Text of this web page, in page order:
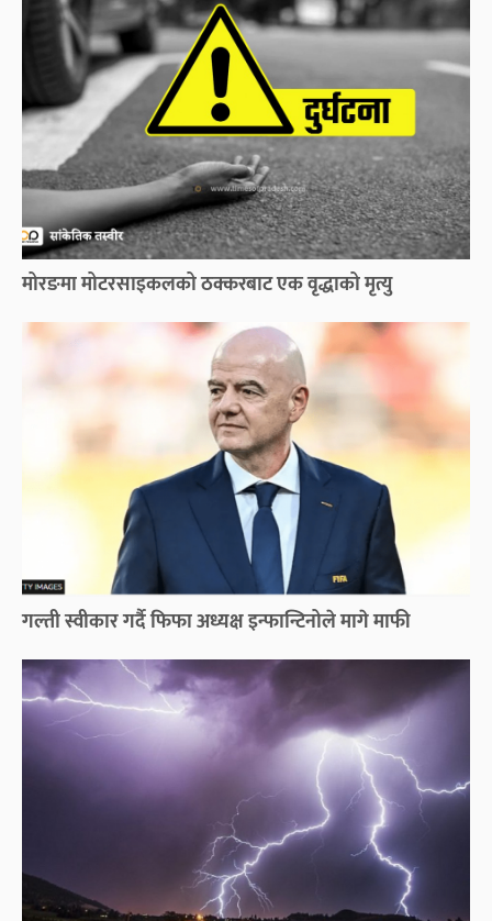
मोरङमा मोटरसाइकलको ठक्करबाट एक वृद्धाको मृत्यु
गल्ती स्वीकार गर्दै फिफा अध्यक्ष इन्फान्टिनोले मागे माफी